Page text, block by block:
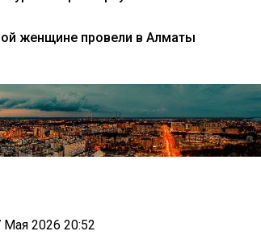
женщине провели в Алматы
Мая 2026 20:52